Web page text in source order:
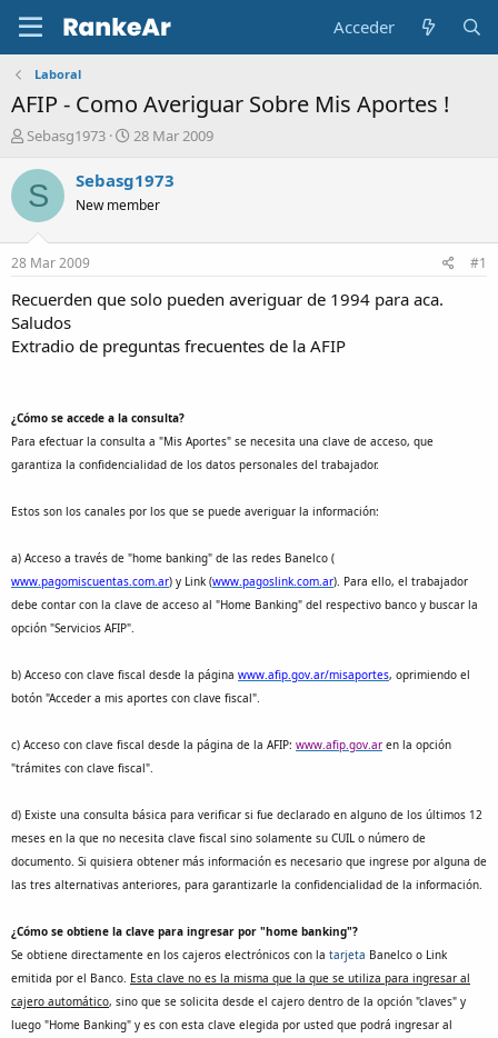
Acceder
Laboral
AFIP - Como Averiguar Sobre Mis Aportes !
A
t
o
r
Sebasg1973
F
c
h
a
n
i
28 Mar 2009
S Sebasg1973
New member
28 Mar 2009 #1
Recuerden que solo pueden averiguar de 1994 para aca.
Saludos
Extradio de preguntas frecuentes de la AFIP
¿Cómo se accede a la consulta?
Para efectuar la consulta a "Mis Aportes" se necesita una clave de acceso, que
garantiza la confidencialidad de los datos personales del trabajador.
Estos son los canales por los que se puede averiguar la información:
a) Acceso a través de "home banking" de las redes Banelco (
www.pagomiscuentas.com.ar) y Link (www.pagoslink.com.ar). Para ello, el trabajador
debe contar con la clave de acceso al "Home Banking" del respectivo banco y buscar la
opción "Servicios AFIP".
b) Acceso con clave fiscal desde la página www.afip.gov.ar/misaportes, oprimiendo el
botón "Acceder a mis aportes con clave fiscal".
c) Acceso con clave fiscal desde la página de la AFIP: www.afip.gov.ar en la opción
"trámites con clave fiscal".
d) Existe una consulta básica para verificar si fue declarado en alguno de los últimos 12
meses en la que no necesita clave fiscal sino solamente su CUIL o número de
documento. Si quisiera obtener más información es necesario que ingrese por alguna de
las tres alternativas anteriores, para garantizarle la confidencialidad de la información.
¿Cómo se obtiene la clave para ingresar por "home banking"?
Se obtiene directamente en los cajeros electrónicos con la tarjeta Banelco o Link
emitida por el Banco. Esta clave no es la misma que la que se utiliza para ingresar al
cajero automático, sino que se solicita desde el cajero dentro de la opción "claves" y
luego "Home Banking" y es con esta clave elegida por usted que podrá ingresar al